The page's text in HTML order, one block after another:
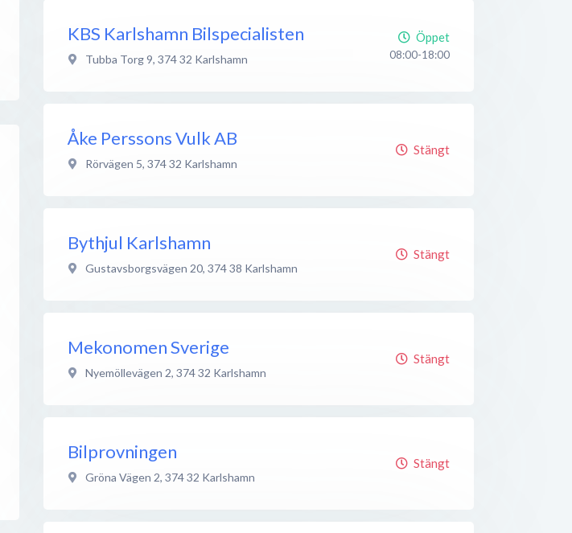
KBS Karlshamn Bilspecialisten
Tubba Torg 9, 374 32 Karlshamn
Öppet
08:00-18:00
Åke Perssons Vulk AB
Rörvägen 5, 374 32 Karlshamn
Stängt
Bythjul Karlshamn
Gustavsborgsvägen 20, 374 38 Karlshamn
Stängt
Mekonomen Sverige
Nyemöllevägen 2, 374 32 Karlshamn
Stängt
Bilprovningen
Gröna Vägen 2, 374 32 Karlshamn
Stängt